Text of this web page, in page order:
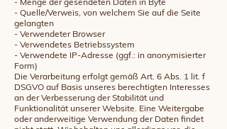
- Quelle/Verweis, von welchem Sie auf die Seite
gelangten
- Verwendeter Browser
- Verwendetes Betriebssystem
- Verwendete IP-Adresse (ggf.: in anonymisierter
Form)
Die Verarbeitung erfolgt gemäß Art. 6 Abs. 1 lit. f
DSGVO auf Basis unseres berechtigten Interesses
an der Verbesserung der Stabilität und
Funktionalität unserer Website. Eine Weitergabe
oder anderweitige Verwendung der Daten findet